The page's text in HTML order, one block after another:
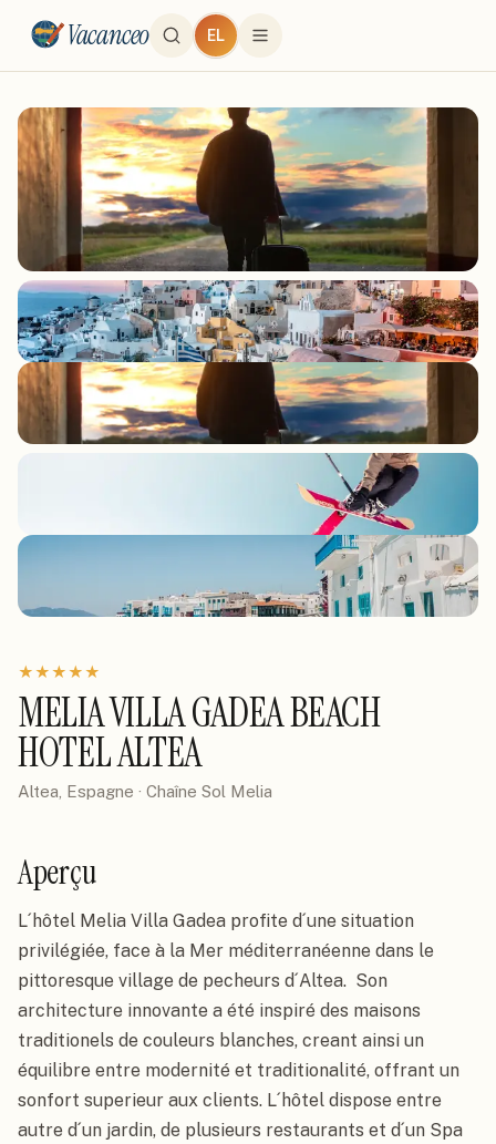
Vacanceo EL
★★★★★
MELIA VILLA GADEA BEACH
HOTEL ALTEA
Altea, Espagne · Chaîne Sol Melia
Aperçu
L´hôtel Melia Villa Gadea profite d´une situation
privilégiée, face à la Mer méditerranéenne dans le
pittoresque village de pecheurs d´Altea.  Son
architecture innovante a été inspiré des maisons
traditionels de couleurs blanches, creant ainsi un
équilibre entre modernité et traditionalité, offrant un
sonfort superieur aux clients. L´hôtel dispose entre
autre d´un jardin, de plusieurs restaurants et d´un Spa